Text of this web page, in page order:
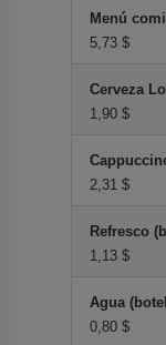
Menú
5,73 $
Cerveza
1,90 $
2,31 $
Refresco
1,13 $
Agua
0,80 $